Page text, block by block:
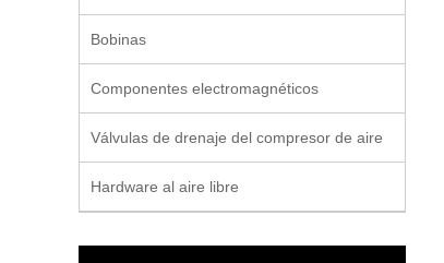
Bobinas
Componentes electromagnéticos
Válvulas de drenaje del compresor de aire
Hardware al aire libre